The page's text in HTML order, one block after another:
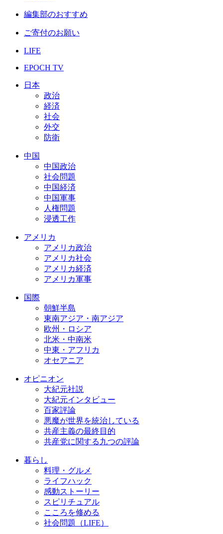
編集部のおすすめ
ご寄付のお願い
LIFE
EPOCH TV
日本
政治
経済
社会
外交
防衛
中国
中国政治
社会問題
中国経済
中国軍事
人権問題
浸透工作
アメリカ
アメリカ政治
アメリカ社会
アメリカ経済
アメリカ軍事
国際
朝鮮半島
東南アジア・南アジア
欧州・ロシア
北米・中南米
中東・アフリカ
オセアニア
オピニオン
大紀元社説
大紀元インタビュー
百家評論
悪魔が世界を統治している
共産主義の最終目的
共産党に関する九つの評論
暮らし
料理・グルメ
ライフハック
感動ストーリー
スピリチュアル
こころを修める
社会問題（LIFE）